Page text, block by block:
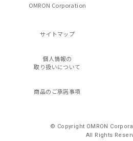
OMRON Corporation
サイトマップ
個人情報の
取り扱いについて
商品のご承諾事項
© Copyright OMRON
All Rights